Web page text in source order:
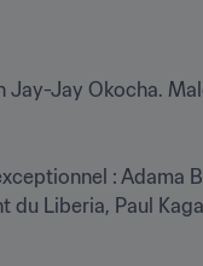
Jay-Jay Okocha.
: Adama
du Liberia, Paul